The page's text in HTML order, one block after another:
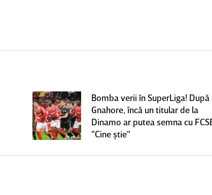
Bomba verii în SuperLiga! După
Gnahore, încă un titular de la
Dinamo ar putea semna cu
"Cine ştie"